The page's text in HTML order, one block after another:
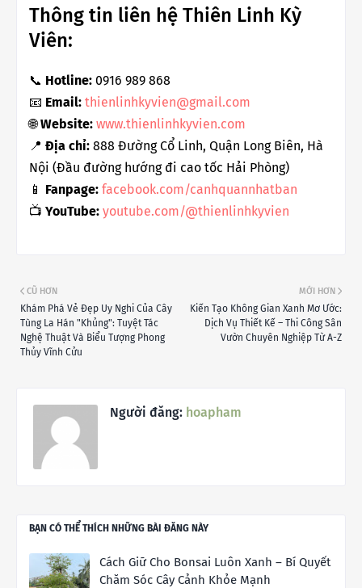
Thông tin liên hệ Thiên Linh Kỳ
Viên:
📞 Hotline: 0916 989 868
📧 Email: thienlinhkyvien@gmail.com
🌐Website: www.thienlinhkyvien.com
📍 Địa chỉ: 888 Đường Cổ Linh, Quận Long Biên, Hà
Nội (Đầu đường hướng đi cao tốc Hải Phòng)
📱 Fanpage: facebook.com/canhquannhatban
📺 YouTube: youtube.com/@thienlinhkyvien
MỚI HƠN
Kiến Tạo Không Gian Xanh Mơ Ước:
Dịch Vụ Thiết Kế – Thi Công Sân
Vườn Chuyên Nghiệp Từ A-Z
CŨ HƠN
Khám Phá Vẻ Đẹp Uy Nghi Của Cây
Tùng La Hán "Khủng": Tuyệt Tác
Nghệ Thuật Và Biểu Tượng Phong
Thủy Vĩnh Cửu
Người đăng: hoapham
BẠN CÓ THỂ THÍCH NHỮNG BÀI ĐĂNG NÀY
Cách Giữ Cho Bonsai Luôn Xanh – Bí Quyết
Chăm Sóc Cây Cảnh Khỏe Mạnh